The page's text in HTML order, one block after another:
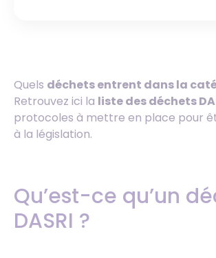
Quels déchets entrent dans la
Retrouvez ici la liste des déchets
protocoles à mettre en place pour
à la législation.
Qu’est-ce qu’un
DASRI ?